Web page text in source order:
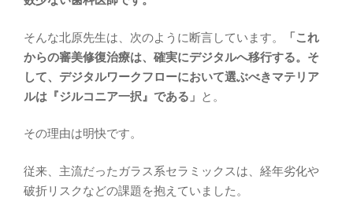
そんな北原先生は、次のように断言しています。
「これ
からの審美修復治療は、確実にデジタルへ移行する。そ
して、デジタルワークフローにおいて選ぶべきマテリア
ルは『ジルコニア一択』である」 と。
その理由は明快です。
従来、主流だったガラス系セラミックスは、経年劣化や
破折リスクなどの課題を抱えていました。